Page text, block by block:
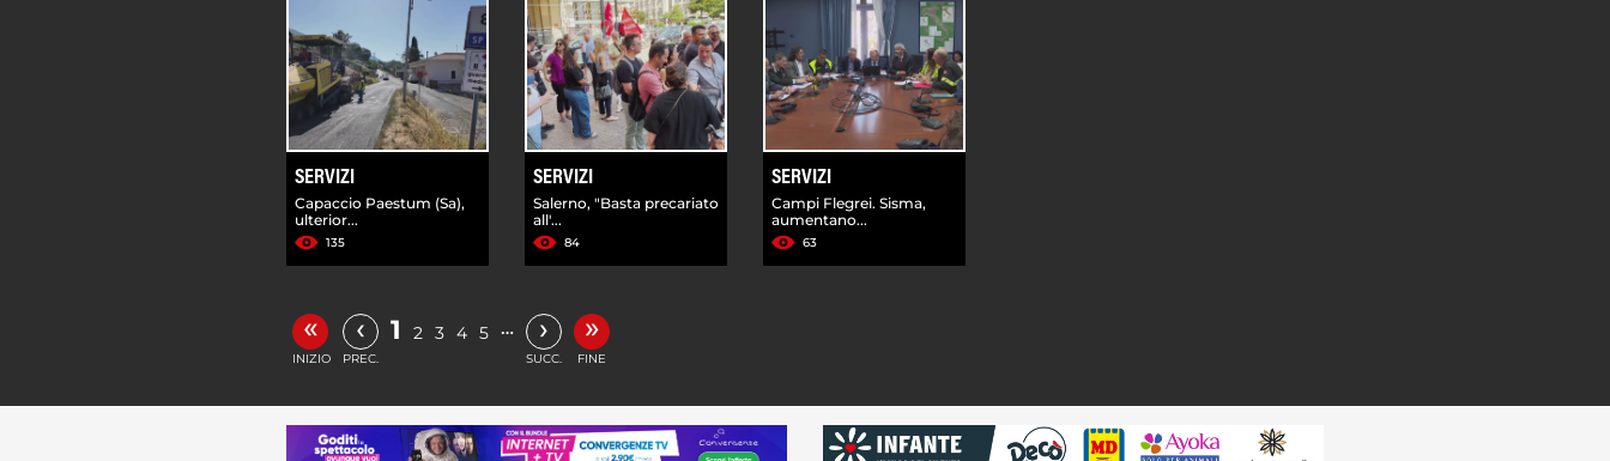
SERVIZI
Capaccio Paestum (Sa),
ulterior...
135
SERVIZI
Salerno, "Basta precariato
all'...
84
SERVIZI
Campi Flegrei. Sisma,
aumentano...
63
«
INIZIO
‹
PREC.
1 2 3 4 5 … ›
SUCC.
»
FINE